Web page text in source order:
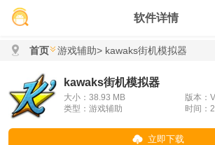
软件详情
首页 游戏辅助> kawaks街机模拟器
kawaks街机模拟器
大小：38.93 MB
版本：
类型：游戏辅助
时间：
立即下载